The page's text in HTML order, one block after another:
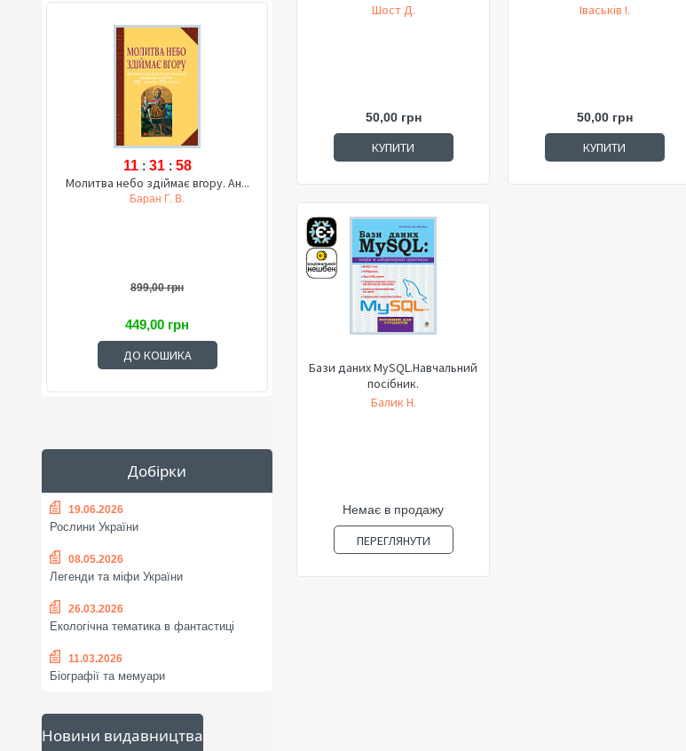
11 : 31 : 57
Молитва небо здіймає вгору. Ан...
Баран Г. В.
899,00 грн
449,00 грн
ДО КОШИКА
Добірки
19.06.2026
Рослини України
08.05.2026
Легенди та міфи України
26.03.2026
Екологічна тематика в фантастиці
11.03.2026
Біографії та мемуари
Новини видавництва
Шост Д.
50,00 грн
КУПИТИ
Іваськів І.
50,00 грн
КУПИТИ
Бази даних MySQL.Навчальний
посібник.
Балик Н.
Немає в продажу
ПЕРЕГЛЯНУТИ